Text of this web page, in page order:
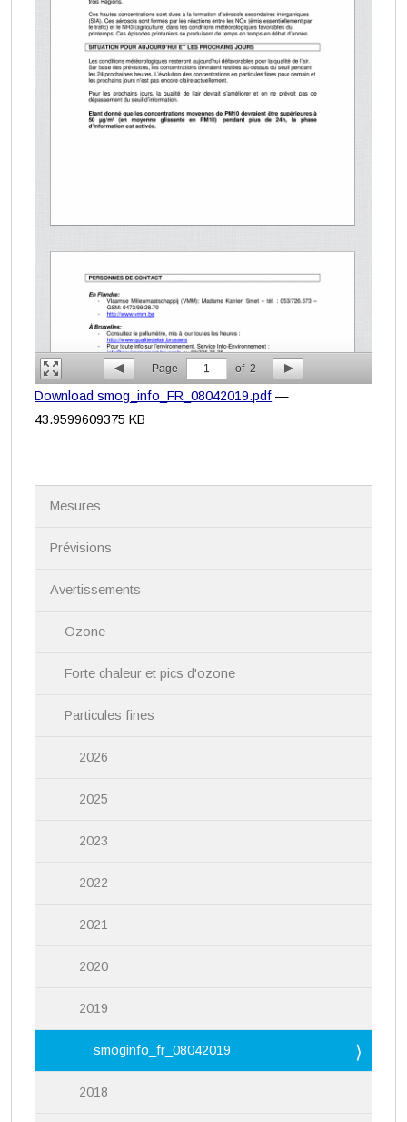
Page 1 of 2
Download smog_info_FR_08042019.pdf —
43.9599609375 KB
Mesures
Prévisions
Avertissements
Ozone
Forte chaleur et pics d'ozone
Particules fines
2026
2025
2023
2022
2021
2020
2019
smoginfo_fr_08042019
2018